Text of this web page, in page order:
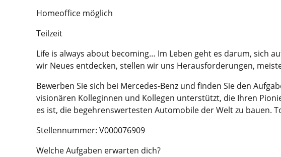
Homeoffice möglich
Teilzeit
Life is always about becoming… Im Leben geht es darum, sich
wir Neues entdecken, stellen wir uns Herausforderungen,
Bewerben Sie sich bei Mercedes-Benz und finden Sie den
visionären Kolleginnen und Kollegen unterstützt, die Ihren
es ist, die begehrenswertesten Automobile der Welt zu bauen.
Stellennummer: V000076909
Welche Aufgaben erwarten dich?